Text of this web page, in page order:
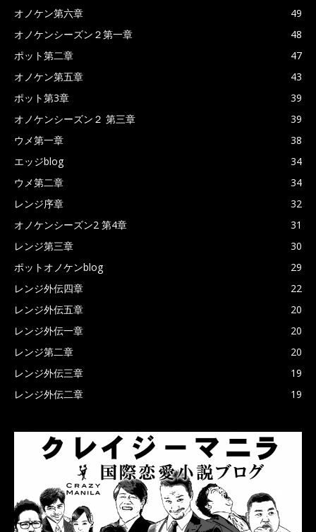
オノケン第六章
49
オノケンシーズン２第一章
48
ポット第二章
47
オノケン第五章
43
ポット第3章
39
オノケンシーズン２ 第三章
39
ウメ第一章
38
エッジblog
34
ウメ第二章
34
レンジ序章
32
オノケンシーズン2 第4章
31
レンジ第三章
30
ポットオノケンblog
29
レンジ外伝四章
22
レンジ外伝五章
20
レンジ外伝一章
20
レンジ第二章
20
レンジ外伝三章
19
レンジ外伝二章
19